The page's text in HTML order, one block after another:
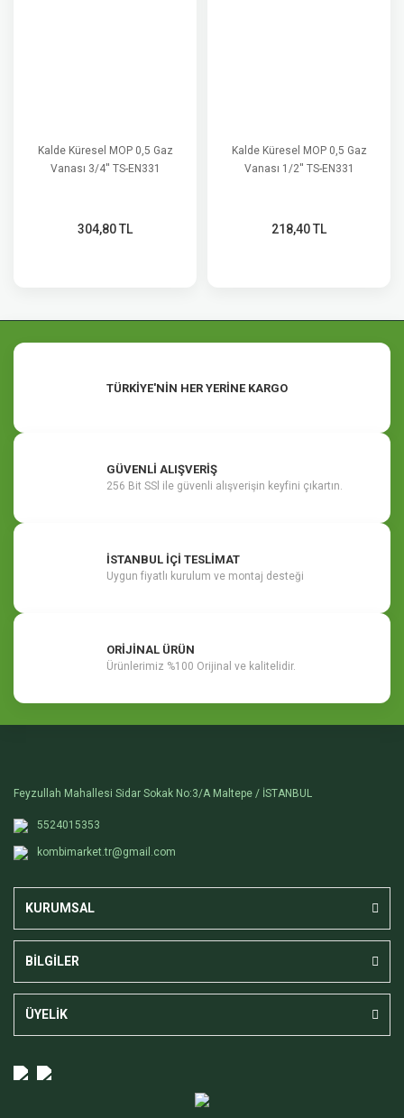
Kalde Küresel MOP 0,5 Gaz
Vanası 3/4'' TS-EN331
304,80 TL
Kalde Küresel MOP 0,5 Gaz
Vanası 1/2'' TS-EN331
218,40 TL
TÜRKİYE'NİN HER YERİNE KARGO
GÜVENLİ ALIŞVERİŞ
256 Bit SSl ile güvenli alışverişin keyfini çıkartın.
İSTANBUL İÇİ TESLİMAT
Uygun fiyatlı kurulum ve montaj desteği
ORİJİNAL ÜRÜN
Ürünlerimiz %100 Orijinal ve kalitelidir.
Feyzullah Mahallesi Sidar Sokak No:3/A Maltepe / İSTANBUL
5524015353
kombimarket.tr@gmail.com
KURUMSAL
BİLGİLER
ÜYELİK